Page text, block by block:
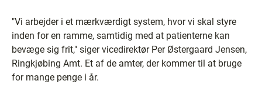
"Vi arbejder i et mærkværdigt system, hvor vi skal styre
inden for en ramme, samtidig med at patienterne kan
bevæge sig frit," siger vicedirektør Per Østergaard Jensen,
Ringkjøbing Amt. Et af de amter, der kommer til at bruge
for mange penge i år.